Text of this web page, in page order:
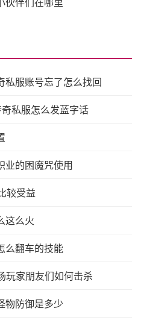
私服账号忘了怎么找回
私服怎么发蓝字话
业的困魔咒使用
较受益
这么火
么翻车的技能
玩家朋友们如何击杀
物防御是多少